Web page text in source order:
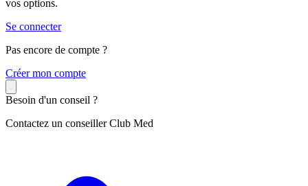
vos options.
Se connecter
Pas encore de compte ?
Créer mon compte
Besoin d'un conseil ?
Contactez un conseiller Club Med